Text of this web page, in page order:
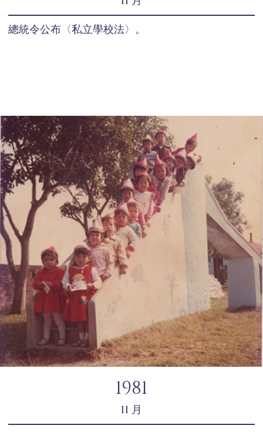
總統令公布〈私立學校法〉。
1981
11 月